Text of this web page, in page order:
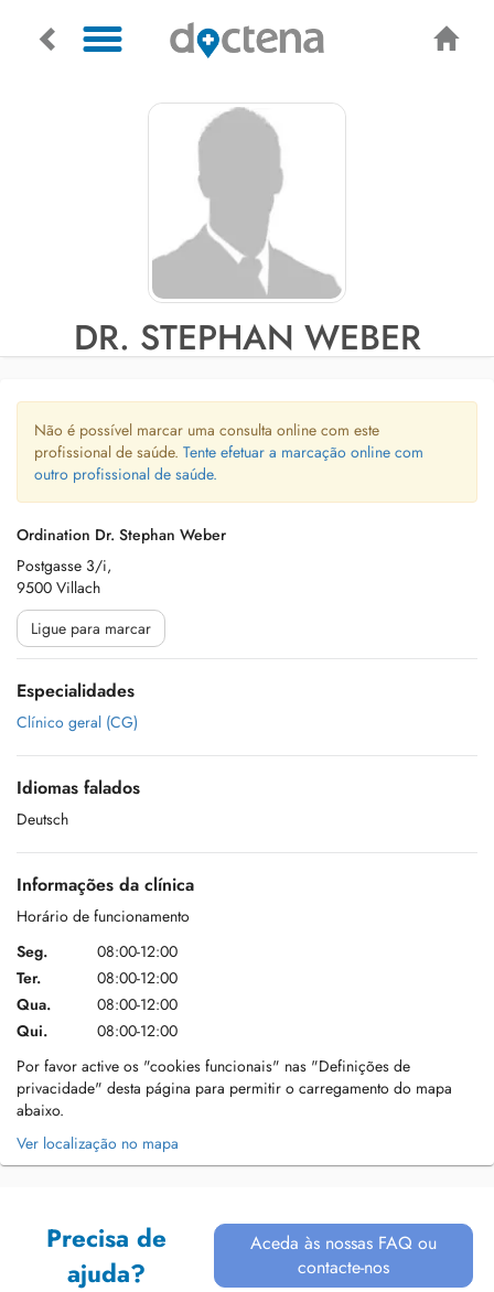
DR. STEPHAN WEBER
Não é possível marcar uma consulta online com este
profissional de saúde. Tente efetuar a marcação online com
outro profissional de saúde.
Ordination Dr. Stephan Weber
Postgasse 3/i,
9500 Villach
Ligue para marcar
Especialidades
Clínico geral (CG)
Idiomas falados
Deutsch
Informações da clínica
Horário de funcionamento
Seg.
08:00-12:00
Ter.
08:00-12:00
Qua.
08:00-12:00
Qui.
08:00-12:00
Por favor active os "cookies funcionais" nas "Definições de
privacidade" desta página para permitir o carregamento do mapa
abaixo.
Ver localização no mapa
Precisa de
ajuda?
Aceda às nossas FAQ ou
contacte-nos